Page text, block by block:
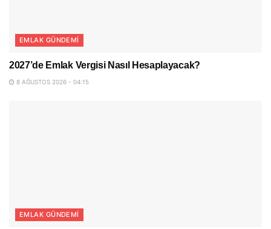
EMLAK GÜNDEMI
2027’de Emlak Vergisi Nasıl Hesaplayacak?
8 AĞUSTOS 2026 - 04:15
EMLAK GÜNDEMI